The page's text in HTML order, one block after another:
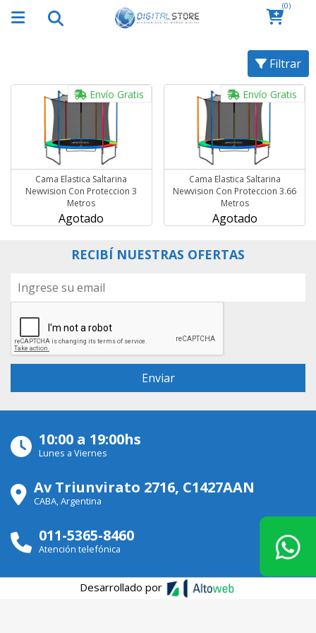
(0)
Filtrar
Cama Elastica Saltarina
Newvision Con Proteccion 3
Metros
Envío Gratis
Agotado
Cama Elastica Saltarina
Newvision Con Proteccion 3.66
Metros
Envío Gratis
Agotado
RECIBÍ NUESTRAS OFERTAS
10:00 a 19:00hs
Lunes a Viernes
Av Triunvirato 2716, C1427AAN
CABA, Argentina
011-5365-8460
Atención telefónica
Desarrollado por